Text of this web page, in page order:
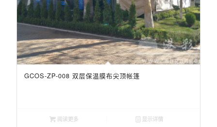
GCOS-ZP-008 双层保温膜布尖顶帐篷
阅读更多 显示详情